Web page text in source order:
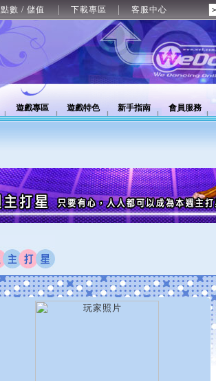
點數 / 儲值 下載專區 客服中心
遊戲專區 遊戲特色 新手指南 會員服務